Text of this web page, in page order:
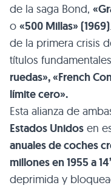
de la saga Bond,
o «500 Millas» (1969)
de la primera crisis
títulos
ruedas», «French
límite cero».
Esta alianza de
Estados Unidos en
anuales de coches
millones en 1955 a
deprimida y